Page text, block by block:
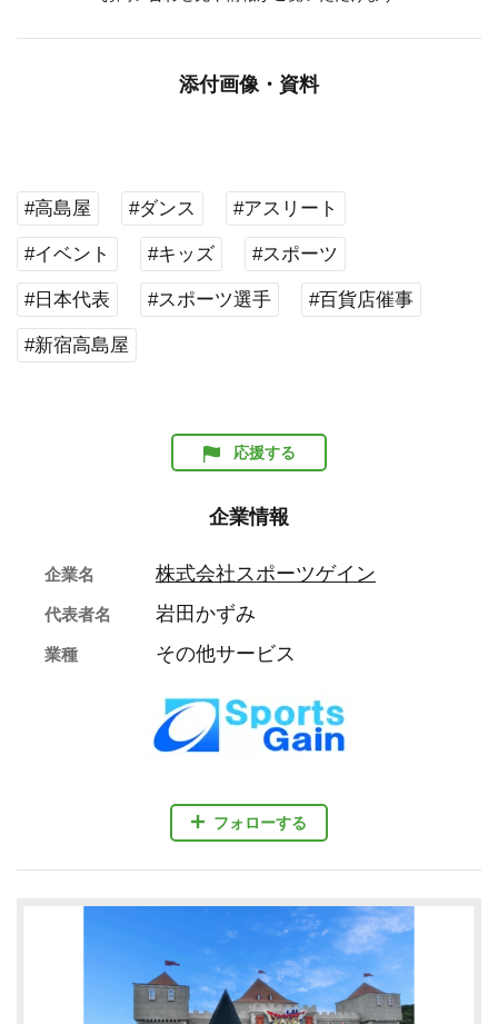
添付画像・資料
#高島屋 #ダンス #アスリート
#イベント #キッズ #スポーツ
#日本代表 #スポーツ選手 #百貨店催事
#新宿高島屋
応援する
企業情報
フォローする
企業名 株式会社スポーツゲイン
代表者名 岩田かずみ
業種 その他サービス